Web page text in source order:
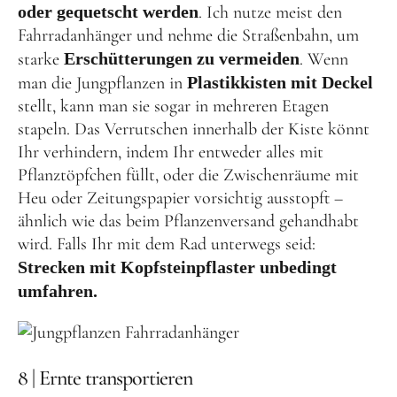
oder gequetscht werden. Ich nutze meist den
Fahrradanhänger und nehme die Straßenbahn, um
starke Erschütterungen zu vermeiden. Wenn
man die Jungpflanzen in Plastikkisten mit Deckel
stellt, kann man sie sogar in mehreren Etagen
stapeln. Das Verrutschen innerhalb der Kiste könnt
Ihr verhindern, indem Ihr entweder alles mit
Pflanztöpfchen füllt, oder die Zwischenräume mit
Heu oder Zeitungspapier vorsichtig ausstopft –
ähnlich wie das beim Pflanzenversand gehandhabt
wird. Falls Ihr mit dem Rad unterwegs seid:
Strecken mit Kopfsteinpflaster unbedingt
umfahren.
8 | Ernte transportieren